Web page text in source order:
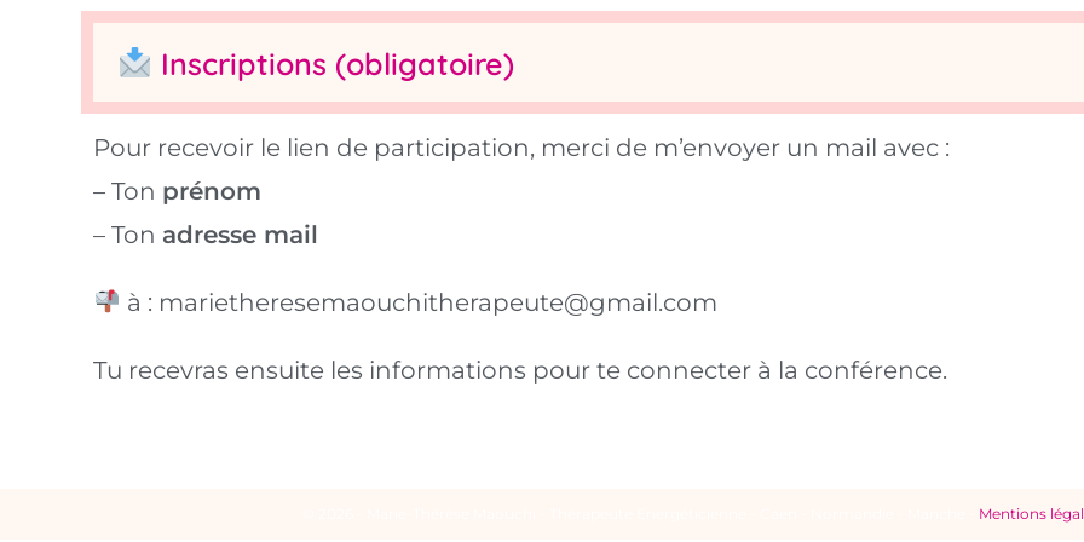
Inscriptions (obligatoire)
Pour recevoir le lien de participation, merci de m’envoyer un mail avec :
– Ton prénom
– Ton adresse mail
à : marietheresemaouchitherapeute@gmail.com
Tu recevras ensuite les informations pour te connecter à la conférence.
Mentions